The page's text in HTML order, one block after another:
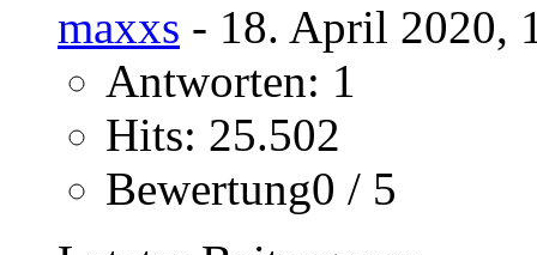
maxxs - 18. April 2020,
Antworten: 1
Hits: 25.502
Bewertung0 / 5